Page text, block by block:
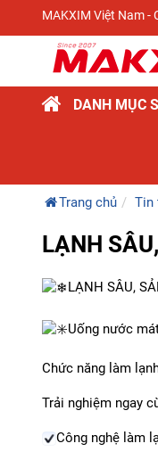
MAKXIM Việt Nam -
DANH MỤC
Trang chủ Tin
LẠNH
LẠNH SÂU,
Uống nước
Chức năng làm
Trải nghiệm ngay
Công nghệ làm